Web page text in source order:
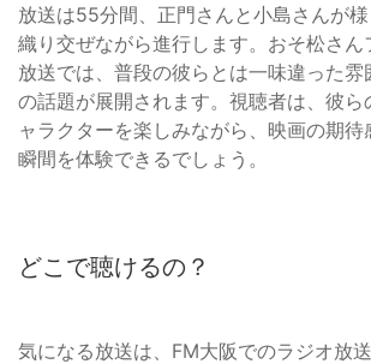
放送は55分間、正門さんと小島さんが
織り交ぜながら進行します。おそ松さ
放送では、普段の彼らとは一味違った
の話題が展開されます。視聴者は、彼ら
ャラクターを楽しみながら、映画の期待
瞬間を体験できるでしょう。
どこで聴けるの？
気になる放送は、FM大阪でのラジオ放